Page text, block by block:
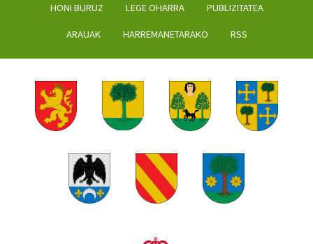
HONI BURUZ LEGE OHARRA PUBLIZITATEA
ARAUAK HARREMANETARAKO RSS